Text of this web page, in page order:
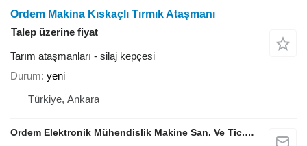
Ordem Makina Kıskaçlı Tırmık Ataşmanı
Talep üzerine fiyat
Tarım ataşmanları - silaj kepçesi
Durum yeni
Türkiye, Ankara
Ordem Elektronik Mühendislik Makine San. Ve Tic. Ltd. Şti.